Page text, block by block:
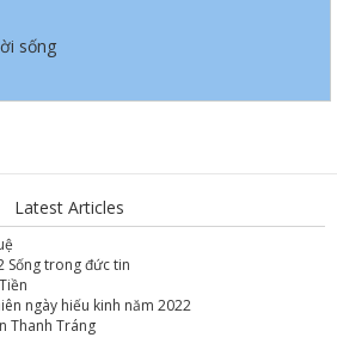
sống
Latest Articles
Sống trong đức tin
ngày hiếu kinh năm 2022
Thanh Tráng